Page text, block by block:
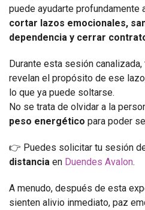
puede ayudarte profundamente
cortar lazos emocionales,
dependencia y cerrar
Durante esta sesión
revelan el propósito de ese
lo que ya puede soltarse.
No se trata de olvidar a la
peso energético para poder
👉 Puedes solicitar tu sesión
distancia en Duendes Avalon.
A menudo, después de esta
sienten alivio inmediato, paz